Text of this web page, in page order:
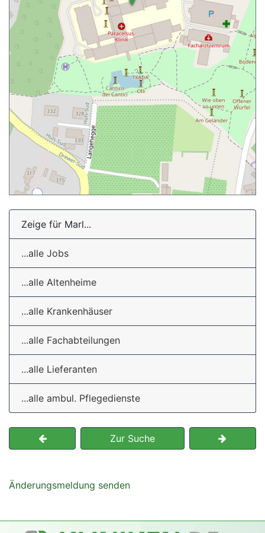
Zeige für Marl...
...alle Jobs
...alle Altenheime
...alle Krankenhäuser
...alle Fachabteilungen
...alle Lieferanten
...alle ambul. Pflegedienste
Zur Suche
Änderungsmeldung senden